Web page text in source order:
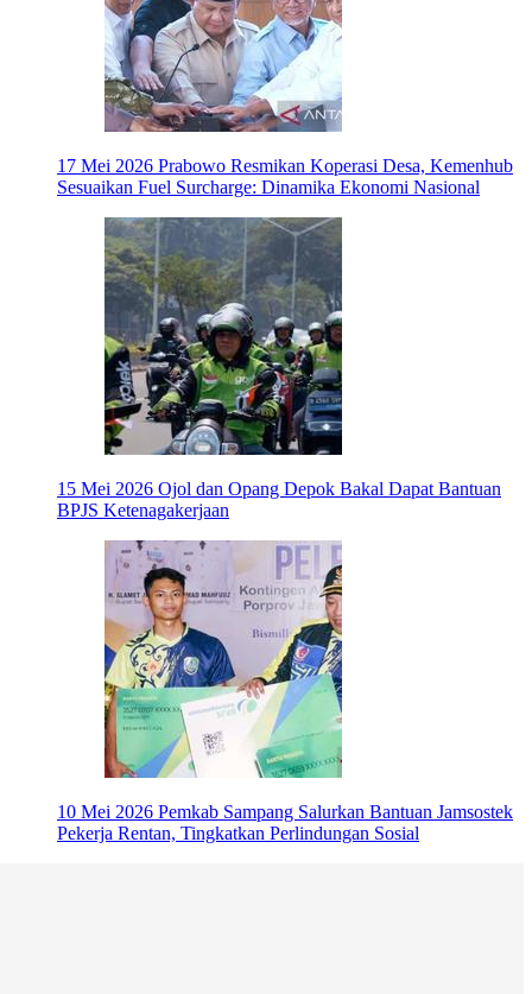
17 Mei 2026 Prabowo Resmikan Koperasi Desa, Kemenhub
Sesuaikan Fuel Surcharge: Dinamika Ekonomi Nasional
15 Mei 2026 Ojol dan Opang Depok Bakal Dapat Bantuan
BPJS Ketenagakerjaan
10 Mei 2026 Pemkab Sampang Salurkan Bantuan Jamsostek
Pekerja Rentan, Tingkatkan Perlindungan Sosial